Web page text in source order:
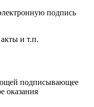
подпись
и т.п.
подписывающее
оказания